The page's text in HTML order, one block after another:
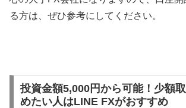
る方は、ぜひ参考にしてください。
投資金額5,000円から可能！少額
めたい人はLINE FXがおすすめ